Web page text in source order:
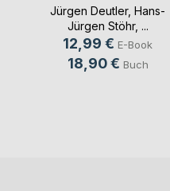
Jürgen Deutler, Hans-
Jürgen Stöhr, ...
12,99 € E-Book
18,90 € Buch